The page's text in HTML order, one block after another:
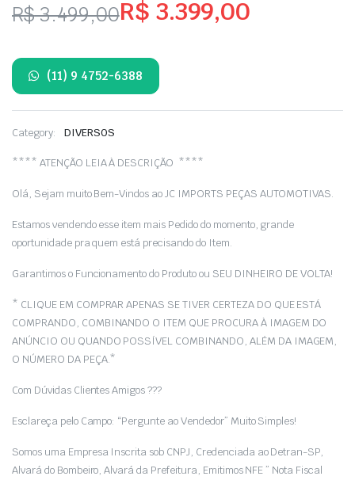
R$3.499,00
preço
original
era:
R$ 3.499,00.
R$ 3.399,00
preço
atual
é:
R$ 3.399,00.
(11) 9 4752-6388
Category: DIVERSOS
**** ATENÇÃO LEIA À DESCRIÇÃO ****
Olá, Sejam muito Bem-Vindos ao JC IMPORTS PEÇAS AUTOMOTIVAS.
Estamos vendendo esse item mais Pedido do momento, grande
oportunidade pra quem está precisando do Item.
Garantimos o Funcionamento do Produto ou SEU DINHEIRO DE VOLTA!
* CLIQUE EM COMPRAR APENAS SE TIVER CERTEZA DO QUE ESTÁ
COMPRANDO, COMBINANDO O ITEM QUE PROCURA À IMAGEM DO
ANÚNCIO OU QUANDO POSSÍVEL COMBINANDO, ALÉM DA IMAGEM,
O NÚMERO DA PEÇA.*
Com Dúvidas Clientes Amigos ???
Esclareça pelo Campo: “Pergunte ao Vendedor” Muito Simples!
Somos uma Empresa Inscrita sob CNPJ, Credenciada ao Detran-SP,
Alvará do Bombeiro, Alvará da Prefeitura, Emitimos NFE ” Nota Fiscal